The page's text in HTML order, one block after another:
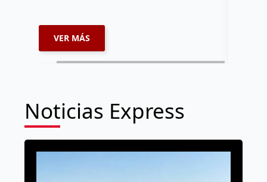
VER MÁS
Noticias Express